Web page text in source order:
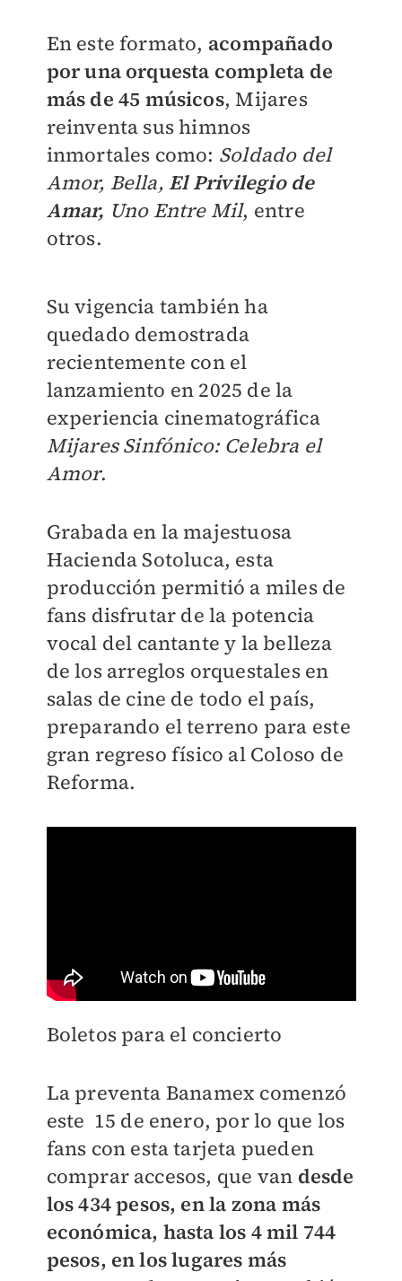
En este formato, acompañado
por una orquesta completa de
más de 45 músicos, Mijares
reinventa sus himnos
inmortales como: Soldado del
Amor, Bella, El Privilegio de
Amar, Uno Entre Mil, entre
otros.
Su vigencia también ha
quedado demostrada
recientemente con el
lanzamiento en 2025 de la
experiencia cinematográfica
Mijares Sinfónico: Celebra el
Amor.
Grabada en la majestuosa
Hacienda Sotoluca, esta
producción permitió a miles de
fans disfrutar de la potencia
vocal del cantante y la belleza
de los arreglos orquestales en
salas de cine de todo el país,
preparando el terreno para este
gran regreso físico al Coloso de
Reforma.
Boletos para el concierto
La preventa Banamex comenzó
este 15 de enero, por lo que los
fans con esta tarjeta pueden
comprar accesos, que van desde
los 434 pesos, en la zona más
económica, hasta los 4 mil 744
pesos, en los lugares más